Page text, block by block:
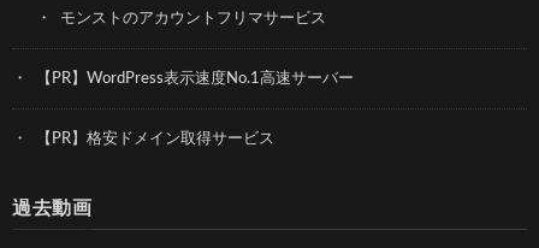
モンストのアカウントフリマサービス
【PR】WordPress表示速度No.1高速サーバー
【PR】格安ドメイン取得サービス
過去動画